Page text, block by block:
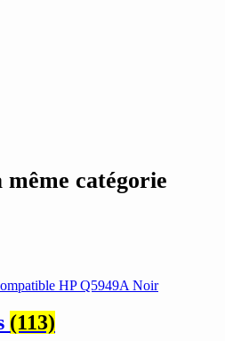
catégorie
(113)